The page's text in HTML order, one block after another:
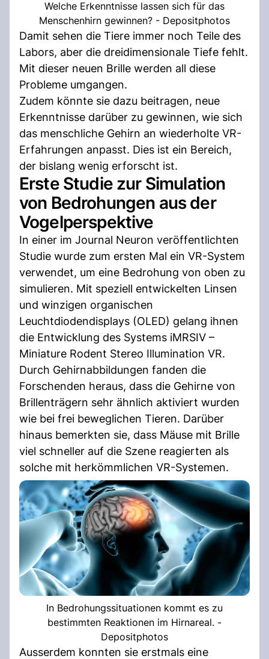
Welche Erkenntnisse lassen sich für das
Menschenhirn gewinnen? - Depositphotos
Damit sehen die Tiere immer noch Teile des
Labors, aber die dreidimensionale Tiefe fehlt.
Mit dieser neuen Brille werden all diese
Probleme umgangen.
Zudem könnte sie dazu beitragen, neue
Erkenntnisse darüber zu gewinnen, wie sich
das menschliche Gehirn an wiederholte VR-
Erfahrungen anpasst. Dies ist ein Bereich,
der bislang wenig erforscht ist.
Erste Studie zur Simulation
von Bedrohungen aus der
Vogelperspektive
In einer im Journal Neuron veröffentlichten
Studie wurde zum ersten Mal ein VR-System
verwendet, um eine Bedrohung von oben zu
simulieren. Mit speziell entwickelten Linsen
und winzigen organischen
Leuchtdiodendisplays (OLED) gelang ihnen
die Entwicklung des Systems iMRSIV –
Miniature Rodent Stereo Illumination VR.
Durch Gehirnabbildungen fanden die
Forschenden heraus, dass die Gehirne von
Brillenträgern sehr ähnlich aktiviert wurden
wie bei frei beweglichen Tieren. Darüber
hinaus bemerkten sie, dass Mäuse mit Brille
viel schneller auf die Szene reagierten als
solche mit herkömmlichen VR-Systemen.
In Bedrohungssituationen kommt es zu
bestimmten Reaktionen im Hirnareal. -
Depositphotos
Ausserdem konnten sie erstmals eine